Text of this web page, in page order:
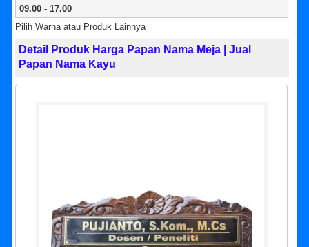
09.00 - 17.00
Pilih Warna atau Produk Lainnya
Detail Produk Harga Papan Nama Meja | Jual
Papan Nama Kayu